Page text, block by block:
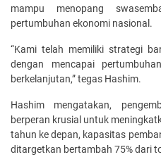
mampu menopang
pertumbuhan ekonomi nasional.
“Kami telah memiliki strategi
dengan mencapai
berkelanjutan,” tegas Hashim.
Hashim mengatakan,
berperan krusial untuk
tahun ke depan, kapasitas
ditargetkan bertambah 75% dari